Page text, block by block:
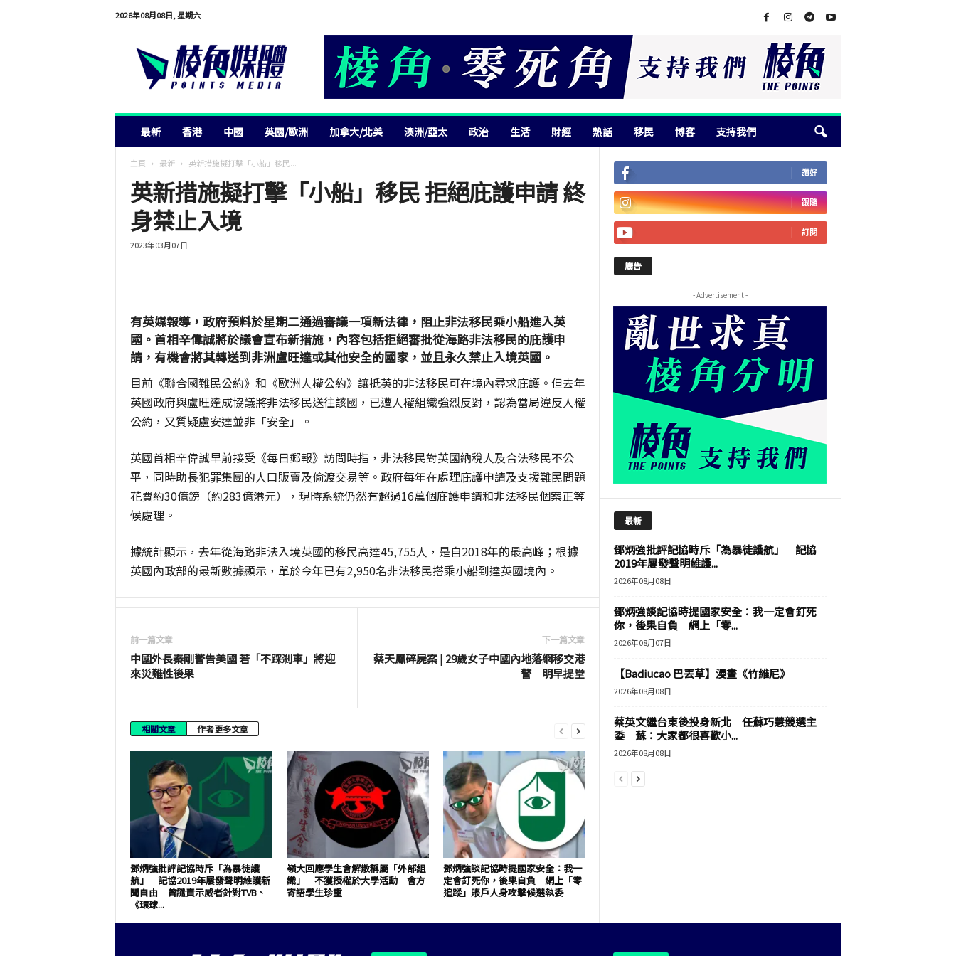
2026年08月08日, 星期六
最新 香港 中國 英國/歐洲 加拿大/北美 澳洲/亞太 政治 生活 財經 熱話 移民 博客 支持我們
主頁 最新 英新措施擬打擊「小船」移民...
英新措施擬打擊「小船」移民 拒絕庇護申請 終
身禁止入境
2023年03月07日
有英媒報導，政府預料於星期二通過審議一項新法律，阻止非法移民乘小船進入英
國。首相辛偉誠將於議會宣布新措施，內容包括拒絕審批從海路非法移民的庇護申
請，有機會將其轉送到非洲盧旺達或其他安全的國家，並且永久禁止入境英國。
目前《聯合國難民公約》和《歐洲人權公約》讓抵英的非法移民可在境內尋求庇護。但去年
英國政府與盧旺達成協議將非法移民送往該國，已遭人權組織強烈反對，認為當局違反人權
公約，又質疑盧安達並非「安全」。
英國首相辛偉誠早前接受《每日郵報》訪問時指，非法移民對英國納稅人及合法移民不公
平，同時助長犯罪集團的人口販賣及偷渡交易等。政府每年在處理庇護申請及支援難民問題
花費約30億鎊（約283億港元），現時系統仍然有超過16萬個庇護申請和非法移民個案正等
候處理。
據統計顯示，去年從海路非法入境英國的移民高達45,755人，是自2018年的最高峰；根據
英國內政部的最新數據顯示，單於今年已有2,950名非法移民搭乘小船到達英國境內。
前一篇文章
中國外長秦剛警告美國 若「不踩剎車」將迎
來災難性後果
下一篇文章
蔡天鳳碎屍案 | 29歲女子中國內地落網移交港
警 明早提堂
相關文章 作者更多文章
鄧炳強批評記協時斥「為暴徒護
航」 記協2019年屢發聲明維護新
聞自由 曾譴責示威者針對TVB、
《環球...
嶺大回應學生會解散稱屬「外部組
織」 不獲授權於大學活動 會方
寄語學生珍重
鄧炳強談記協時提國家安全：我一
定會釘死你，後果自負 網上「零
追蹤」賬戶人身攻擊候選執委
讚好
跟隨
訂閱
廣告
- Advertisement -
最新
鄧炳強批評記協時斥「為暴徒護航」 記協
2019年屢發聲明維護...
2026年08月08日
鄧炳強談記協時提國家安全：我一定會釘死
你，後果自負 網上「零...
2026年08月07日
【Badiucao 巴丟草】漫畫《竹維尼》
2026年08月08日
蔡英文繼台東後投身新北 任蘇巧慧競選主
委 蘇：大家都很喜歡小...
2026年08月08日